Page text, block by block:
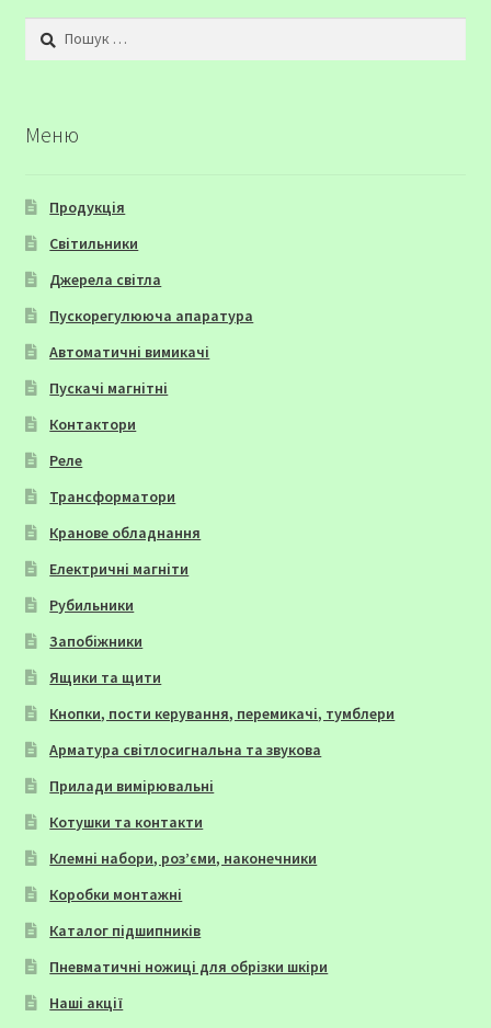
Пошук:
Меню
Продукція
Світильники
Джерела світла
Пускорегулююча апаратура
Автоматичні вимикачі
Пускачі магнітні
Контактори
Реле
Трансформатори
Кранове обладнання
Електричні магніти
Рубильники
Запобіжники
Ящики та щити
Кнопки, пости керування, перемикачі, тумблери
Арматура світлосигнальна та звукова
Прилади вимірювальні
Котушки та контакти
Клемні набори, роз’єми, наконечники
Коробки монтажні
Каталог підшипників
Пневматичні ножиці для обрізки шкіри
Наші акції